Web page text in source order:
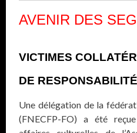
AVENIR DES
VICTIMES
DE
Une délégation de la
(FNECFP-FO) a été